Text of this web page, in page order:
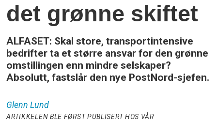
det grønne skiftet
ALFASET: Skal store, transportintensive
bedrifter ta et større ansvar for den grønne
omstillingen enn mindre selskaper?
Absolutt, fastslår den nye PostNord-sjefen.
Glenn Lund
ARTIKKELEN BLE FØRST PUBLISERT HOS VÅR